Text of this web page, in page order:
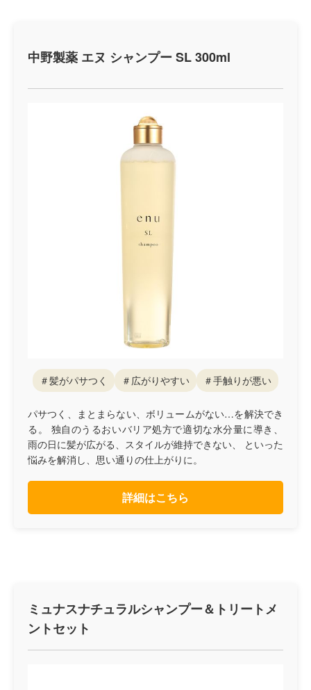
中野製薬 エヌ シャンプー SL 300ml
＃髪がパサつく ＃広がりやすい ＃手触りが悪い
パサつく、まとまらない、ボリュームがない…を解決でき
る。 独自のうるおいバリア処方で適切な水分量に導き、
雨の日に髪が広がる、スタイルが維持できない、 といった
悩みを解消し、思い通りの仕上がりに。
詳細はこちら
ミュナスナチュラルシャンプー＆トリートメ
ントセット